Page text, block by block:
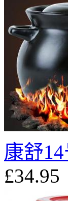
康舒
£34.95